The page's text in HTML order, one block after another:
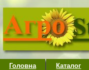
Головна Каталог